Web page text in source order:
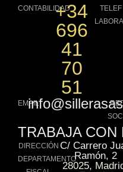
CONTABILIDAD+34
696
41
70
51
TELEF
EMAIL
TRABAJA CON
DIRECCIÓN
DEPARTAMENTO
C/ Carrero
Ramón, 2
28025,